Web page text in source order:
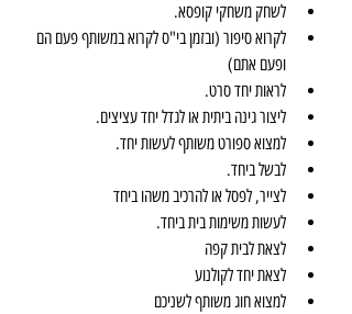
לשחק משחקי קופסא.
לקרוא סיפור (ובזמן בי"ס לקרוא במשותף פעם הם
ופעם אתם)
לראות יחד סרט.
ליצור גינה ביתית או לגדל יחד עציצים.
למצוא ספורט משותף לעשות יחד.
לבשל ביחד.
לצייר, לפסל או להרכיב משהו ביחד
לעשות משימות בית ביחד.
לצאת לבית קפה
לצאת יחד לקולנוע
למצוא חוג משותף לשניכם